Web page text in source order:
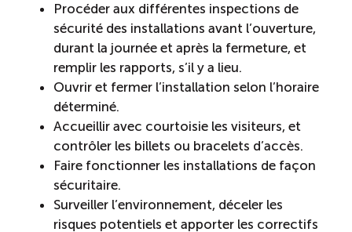
Procéder aux différentes inspections de
sécurité des installations avant l’ouverture,
durant la journée et après la fermeture, et
remplir les rapports, s’il y a lieu.
Ouvrir et fermer l’installation selon l’horaire
déterminé.
Accueillir avec courtoisie les visiteurs, et
contrôler les billets ou bracelets d’accès.
Faire fonctionner les installations de façon
sécuritaire.
Surveiller l’environnement, déceler les
risques potentiels et apporter les correctifs